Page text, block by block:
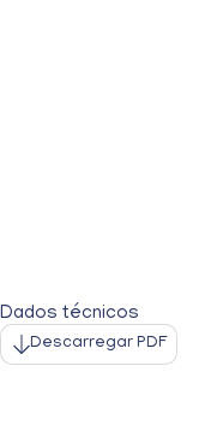
Dados técnicos
Descarregar PDF